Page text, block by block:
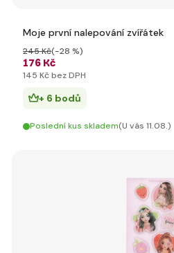
Moje první nalepování zvířátek
176 Kč
245 Kč(-28 %)
145 Kč bez DPH
+ 6 bodů
Poslední kus skladem(U vás 11.08.)